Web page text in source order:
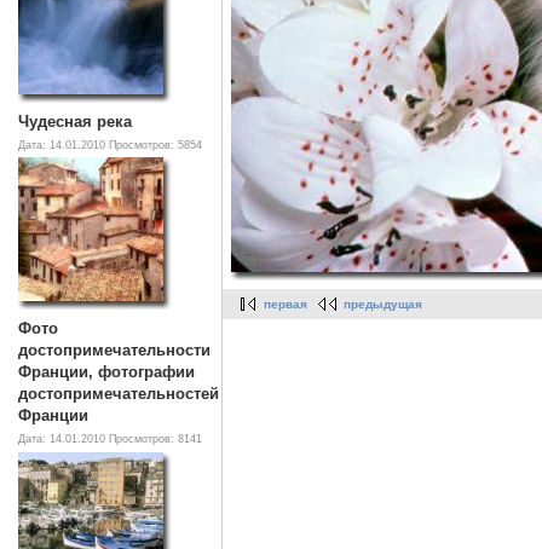
Чудесная река
Дата: 14.01.2010 Просмотров: 5854
Фото
достопримечательности
Франции, фотографии
достопримечательностей
Франции
Дата: 14.01.2010 Просмотров: 8141
первая предыдущая